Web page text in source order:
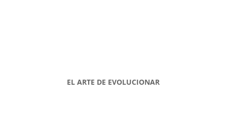
EL ARTE DE EVOLUCIONAR